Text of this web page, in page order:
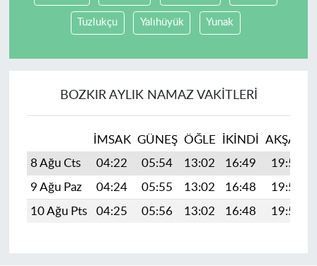
Tuzlukçu Yalıhüyük Yunak
BOZKIR AYLIK NAMAZ VAKITLERI
İMSAK GÜNEŞ ÖĞLE İKINDI AKŞAM
8 Ağu Cts
04:22 05:54 13:02 16:49 19:59
9 Ağu Paz
04:24 05:55 13:02 16:48 19:58
10 Ağu Pts
04:25 05:56 13:02 16:48 19:57